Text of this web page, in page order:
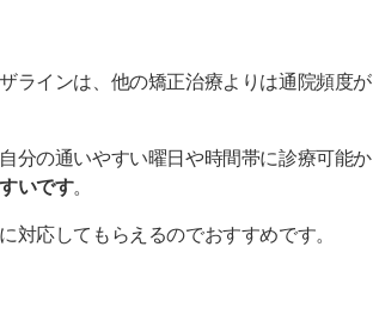
ラインは、他の矯正治療よりは通院頻度が
分の通いやすい曜日や時間帯に診療可能か
いです。
対応してもらえるのでおすすめです。